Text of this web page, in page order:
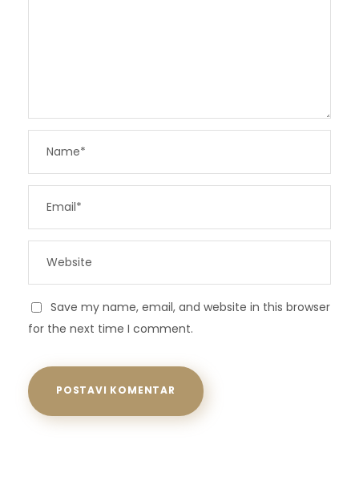
Save my name, email, and website in this browser
for the next time I comment.